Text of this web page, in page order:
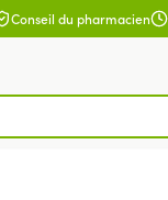
Conseil du pharmacien